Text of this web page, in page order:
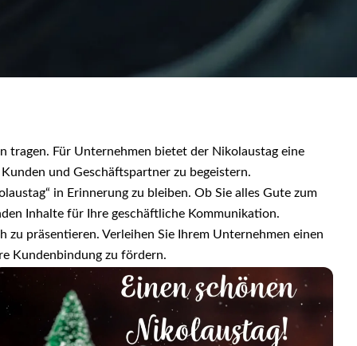
tragen. Für Unternehmen bietet der Nikolaustag eine
und Geschäftspartner zu begeistern.
in Erinnerung zu bleiben. Ob Sie alles Gute zum
Inhalte für Ihre geschäftliche Kommunikation.
präsentieren. Verleihen Sie Ihrem Unternehmen einen
Kundenbindung zu fördern.